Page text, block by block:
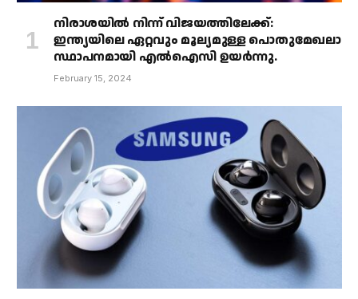
നിരാശയിൽ നിന്ന് വിജയത്തിലേക്ക്:
ഇന്ത്യയിലെ ഏറ്റവും മൂല്യമുള്ള പൊതുമേഖലാ
സ്ഥാപനമായി എൽഐസി ഉയർന്നു.
February 15, 2024